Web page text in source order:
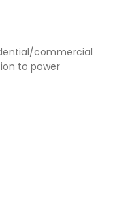
commercial
to power